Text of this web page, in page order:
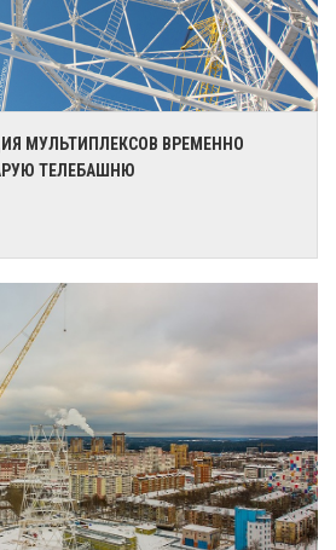
МУЛЬТИПЛЕКСОВ ВРЕМЕННО
ТЕЛЕБАШНЮ